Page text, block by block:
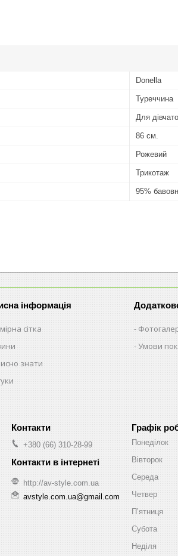
Donella
Туреччина
Для
86 см.
Рожевий
Трикотаж
95%
інформація
сітка
знати
Умови
+380 (66) 310-28-99
http://av-style.com.ua
avstyle.com.ua@gmail.com
Графік
Понеділок
Вівторок
Середа
Четвер
Пʼятниця
Субота
Неділя